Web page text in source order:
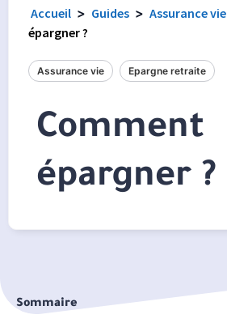
Accueil > Guides > Assurance vie
épargner ?
Assurance vie Epargne retraite
Comment
épargner ?
Sommaire